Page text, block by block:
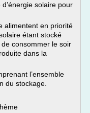
solaire pour
alimentent en priorité
étant stocké
consommer le soir
dans la
l’ensemble
du stockage.